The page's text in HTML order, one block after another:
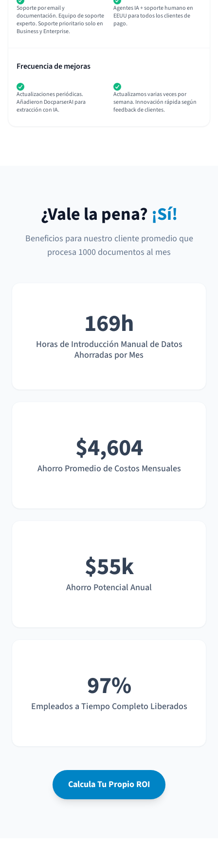
Soporte por email y
documentación. Equipo de soporte
experto. Soporte prioritario solo en
Business y Enterprise.
Agentes IA + soporte humano en
EEUU para todos los clientes de
pago.
Frecuencia de mejoras
Actualizaciones periódicas.
Añadieron DocparserAI para
extracción con IA.
Actualizamos varias veces por
semana. Innovación rápida según
feedback de clientes.
¿Vale la pena? ¡Sí!
Beneficios para nuestro cliente promedio que
procesa 1000 documentos al mes
169h
Horas de Introducción Manual de Datos
Ahorradas por Mes
$4,604
Ahorro Promedio de Costos Mensuales
$55k
Ahorro Potencial Anual
97%
Empleados a Tiempo Completo Liberados
Calcula Tu Propio ROI